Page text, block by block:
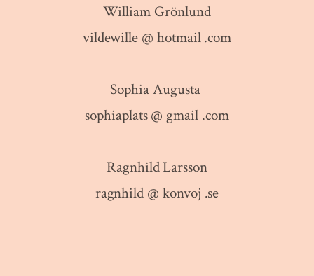
William Grönlund
vildewille @ hotmail .com
Sophia Augusta
sophiaplats @ gmail .com
Ragnhild Larsson
ragnhild @ konvoj .se